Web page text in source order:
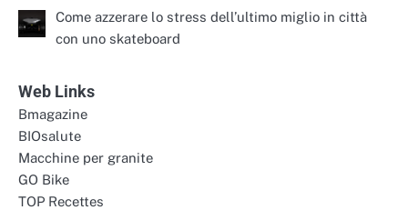
Come azzerare lo stress dell’ultimo miglio in città
con uno skateboard
Web Links
Bmagazine
BIOsalute
Macchine per granite
GO Bike
TOP Recettes